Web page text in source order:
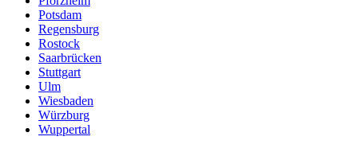
Potsdam
Regensburg
Rostock
Saarbrücken
Stuttgart
Ulm
Wiesbaden
Würzburg
Wuppertal